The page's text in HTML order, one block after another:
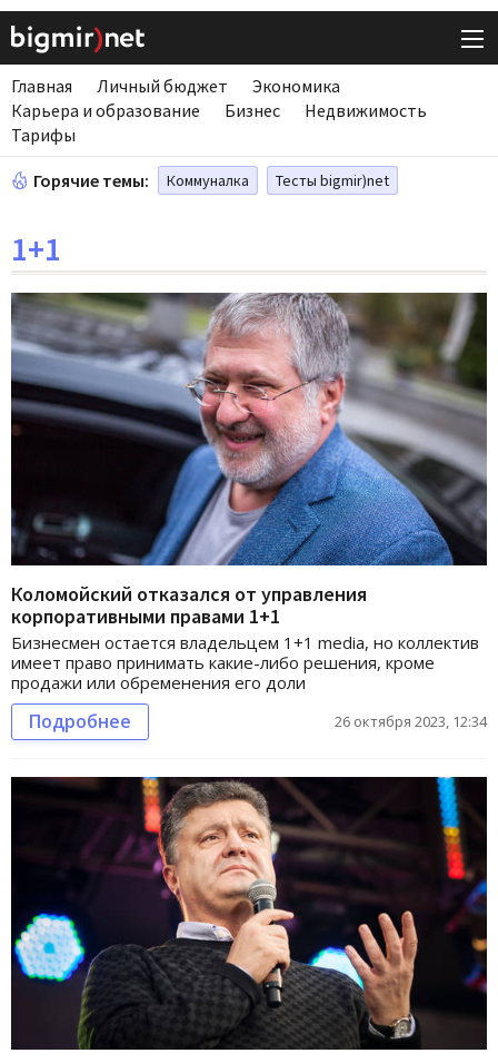
Главная Личный бюджет
Экономика
Карьера и образование
Бизнес
Недвижимость
Тарифы
Горячие темы: Коммуналка Тесты bigmir)net
1+1
Коломойский отказался от управления
корпоративными правами 1+1
Бизнесмен остается владельцем 1+1 media, но коллектив
имеет право принимать какие-либо решения, кроме
продажи или обременения его доли
Подробнее 26 октября 2023, 12:34